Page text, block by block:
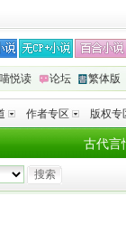
悦读 论坛 繁体版
作者专区 版权专
古代言